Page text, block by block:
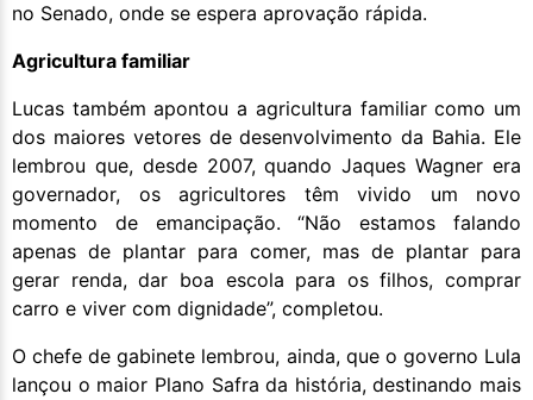
no Senado, onde se espera aprovação rápida.
Agricultura familiar
Lucas também apontou a agricultura familiar como um
dos maiores vetores de desenvolvimento da Bahia. Ele
lembrou que, desde 2007, quando Jaques Wagner era
governador, os agricultores têm vivido um novo
momento de emancipação. “Não estamos falando
apenas de plantar para comer, mas de plantar para
gerar renda, dar boa escola para os filhos, comprar
carro e viver com dignidade”, completou.
O chefe de gabinete lembrou, ainda, que o governo Lula
lançou o maior Plano Safra da história, destinando mais